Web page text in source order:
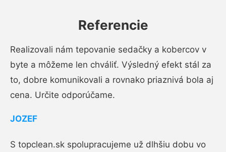
Referencie
Realizovali nám tepovanie sedačky a kobercov v
byte a môžeme len chváliť. Výsledný efekt stál za
to, dobre komunikovali a rovnako priaznivá bola aj
cena. Určite odporúčame.
JOZEF
S topclean.sk spolupracujeme už dlhšiu dobu vo